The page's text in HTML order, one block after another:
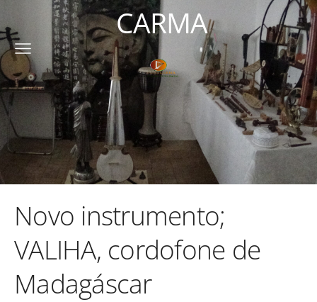
CARMA
Novo instrumento;
VALIHA, cordofone de
Madagáscar